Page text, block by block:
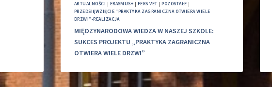
AKTUALNOŚCI | ERASMUS+ | FERS VET |POZOSTAŁE |
PRZEDSIĘWZIĘCIE “PRAKTYKA ZAGRANICZNA OTWIERA WIELE
DRZWI”-REALIZACJA
MIĘDZYNARODOWA WIEDZA W NASZEJ SZKOLE:
SUKCES PROJEKTU „PRAKTYKA ZAGRANICZNA
OTWIERA WIELE DRZWI”